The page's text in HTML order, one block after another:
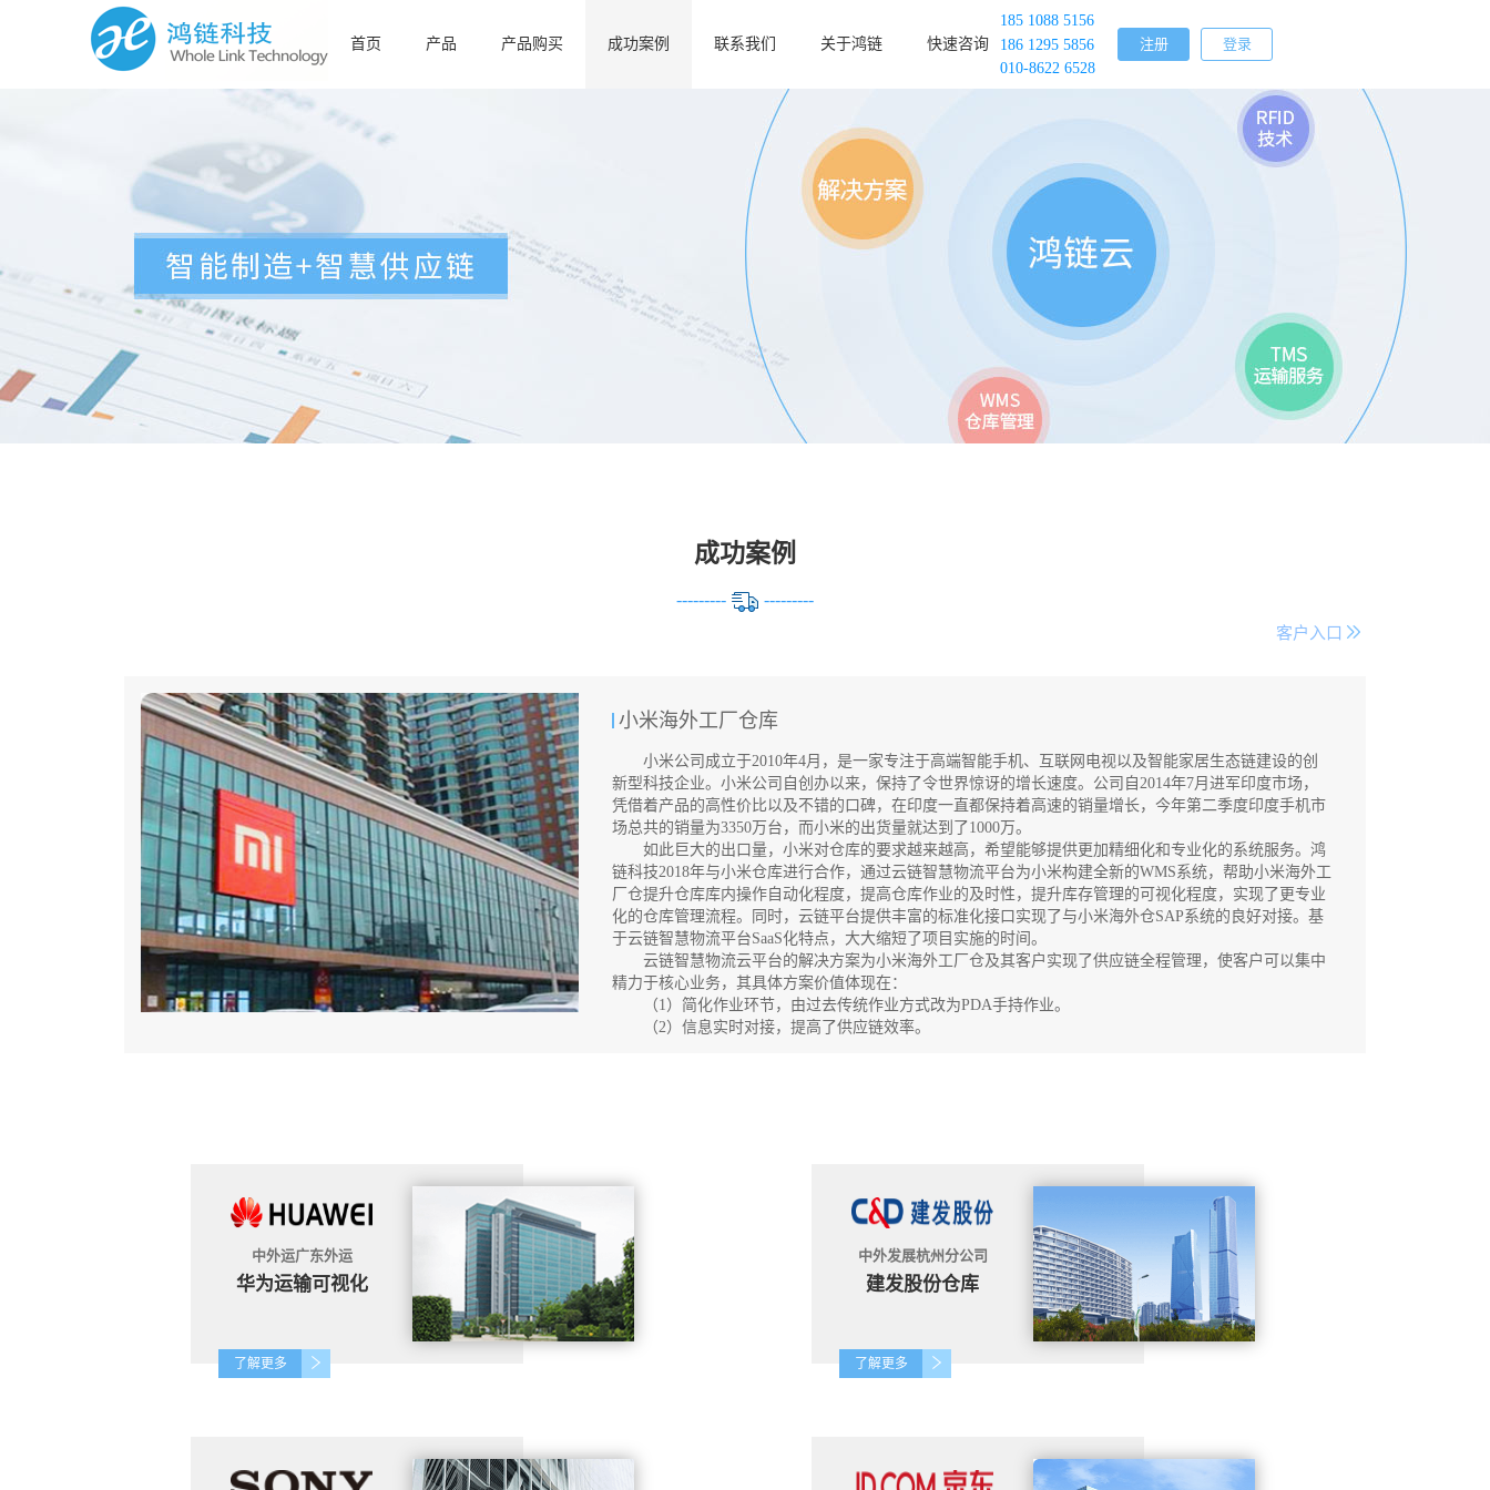
首页 产品 产品购买 成功案例 联系我们 关于鸿链 快速咨询
185 1088 5156
186 1295 5856
010-8622 6528
注册 登录
成功案例
--------- ---------
客户入口
小米海外工厂仓库
小米公司成立于2010年4月，是一家专注于高端智能手机、互联网电视以及智能家居生态链建设的创
新型科技企业。小米公司自创办以来，保持了令世界惊讶的增长速度。公司自2014年7月进军印度市场，
凭借着产品的高性价比以及不错的口碑，在印度一直都保持着高速的销量增长，今年第二季度印度手机市
场总共的销量为3350万台，而小米的出货量就达到了1000万。
如此巨大的出口量，小米对仓库的要求越来越高，希望能够提供更加精细化和专业化的系统服务。鸿
链科技2018年与小米仓库进行合作，通过云链智慧物流平台为小米构建全新的WMS系统，帮助小米海外工
厂仓提升仓库库内操作自动化程度，提高仓库作业的及时性，提升库存管理的可视化程度，实现了更专业
化的仓库管理流程。同时，云链平台提供丰富的标准化接口实现了与小米海外仓SAP系统的良好对接。基
于云链智慧物流平台SaaS化特点，大大缩短了项目实施的时间。
云链智慧物流云平台的解决方案为小米海外工厂仓及其客户实现了供应链全程管理，使客户可以集中
精力于核心业务，其具体方案价值体现在：
（1）简化作业环节，由过去传统作业方式改为PDA手持作业。
（2）信息实时对接，提高了供应链效率。
中外运广东外运
华为运输可视化
了解更多
中外发展杭州分公司
建发股份仓库
了解更多